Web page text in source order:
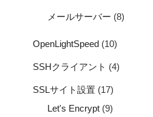
メールサーバー (8)
OpenLightSpeed (10)
SSHクライアント (4)
SSLサイト設置 (17)
Let's Encrypt (9)